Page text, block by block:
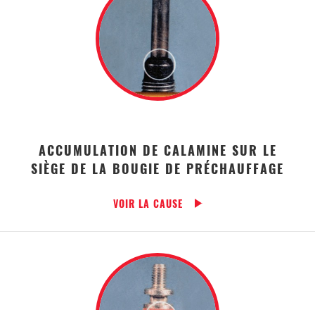
ACCUMULATION DE CALAMINE SUR LE
SIÈGE DE LA BOUGIE DE PRÉCHAUFFAGE
VOIR LA CAUSE